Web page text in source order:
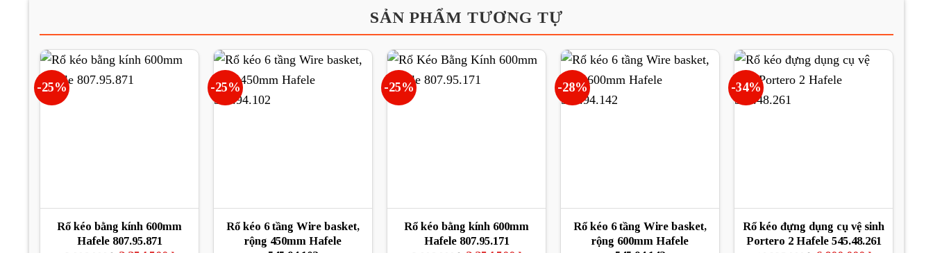
SẢN PHẨM TƯƠNG TỰ
-25%
Rổ kéo bằng kính 600mm
Hafele 807.95.871
-25%
Rổ kéo 6 tầng Wire basket,
rộng 450mm Hafele
-25%
Rổ kéo bằng kính 600mm
Hafele 807.95.171
-28%
Rổ kéo 6 tầng Wire basket,
rộng 600mm Hafele
-34%
Rổ kéo đựng dụng cụ vệ sinh
Portero 2 Hafele 545.48.261